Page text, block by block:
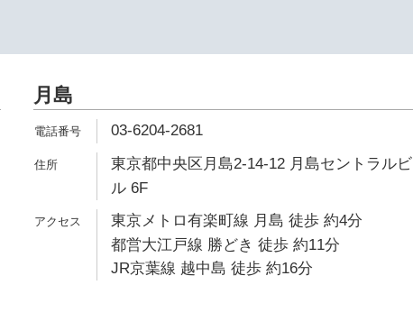
月島
03-6204-2681
東京都中央区月島2-14-12 月島セントラルビ
ル 6F
東京メトロ有楽町線 月島 徒歩 約4分
都営大江戸線 勝どき 徒歩 約11分
JR京葉線 越中島 徒歩 約16分